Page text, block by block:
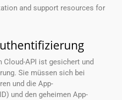
and support resources for
Cloud-API ist gesichert und
Sie müssen sich bei
und die App-
und den geheimen App-